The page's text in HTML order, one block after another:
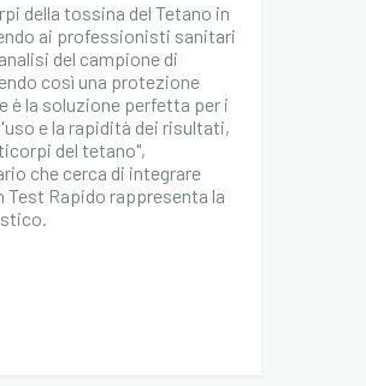
della tossina del Tetano in
ai professionisti sanitari
del campione di
così una protezione
è la soluzione perfetta per i
e la rapidità dei risultati,
del tetano",
che cerca di integrare
Rapido rappresenta la